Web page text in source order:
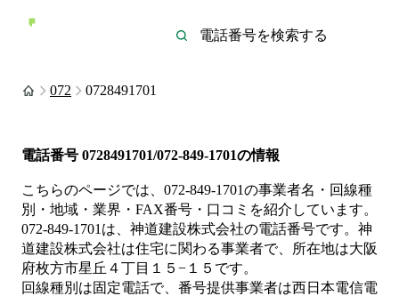
072 0728491701
電話番号 0728491701/072-849-1701の情報
こちらのページでは、 072-849-1701の事業者名・回線種
別・地域・業界・FAX番号・口コミを紹介しています。
072-849-1701 は、 神道建設株式会社の電話番号です。 神
道建設株式会社は住宅に関わる事業者で、所在地は大阪
府枚方市星丘４丁目１５−１５ です。
回線種別は固定電話で、番号提供事業者は西日本電信電